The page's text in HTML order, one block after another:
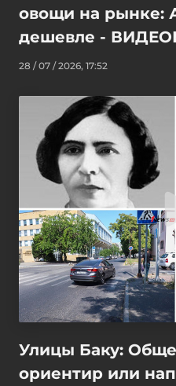
овощи на рынке:
дешевле -
28 / 07 / 2026, 17:52
Улицы Баку:
ориентир или